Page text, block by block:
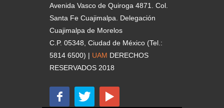
Avenida Vasco de Quiroga 4871. Col.
Santa Fe Cuajimalpa. Delegación
Cuajimalpa de Morelos
C.P. 05348, Ciudad de México (Tel.:
5814 6500) | UAM DERECHOS
RESERVADOS 2018